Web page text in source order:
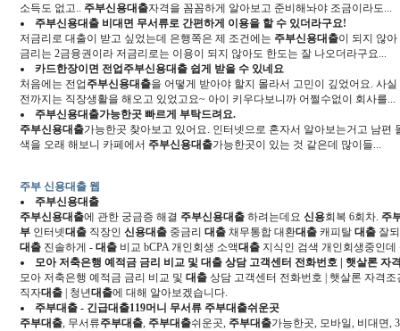
소득도 없고.. 주부신용대출자격을 꼼꼼하게 알아보고 준비해놔야 조금이라도...
주부신용대출 비대면 무서류로 간편하게 이용을 할 수 있더라구요!
저금리로 대출이 받고 싶었는데 은행쪽은 제 조건에는 주부신용대출이 되지 않
금리는 2금융권이라 저금리로는 이용이 되지 않아도 한도는 잘 나오더라구요...
카드한장이면 전업 주부신용대출 쉽게 받을 수 있네요
처음에는 전업 주부신용대출을 어떻게 받아야 할지 몰라서 고민이 깊었어요. 사
전까지는 직장생활을 해오고 있었고요~ 아이 키우다보니까 어쩔수없이 회사를...
주부신용대출가능한곳 빠르게 부탁드려요.
주부신용대출가능한곳 찾아보고 있어요. 인터넷으로 혼자서 알아보는거고 남
색을 오래 해보니 카페에서 주부신용대출가능한곳이 있는 것 같은데 많이들...
주부 신용대출 웹
주부신용대출
주부신용대출에 관한 궁금증 해결 주부신용대출 하려는데요신용회복 6회차. 주
부 인터넷대출 직장인신용대출 중금리대출 채무통합 대환대출 캐피탈대출 잘
대출 진솔하게 -대출 비교 bCPA 개인회생 소액대출 지식인 검색 개인회생중인데
모아 저축은행 예적금 금리 비교 및대출 상담 고객센터 전화번호 | 햇살론 자
모아 저축은행 예적금 금리 비교 및대출 상담 고객센터 전화번호 | 햇살론 자격조
직자대출 | 청년대출에 대해 알아보겠습니다.
주부대출 - 긴급대출119머니 무서류 주부대출쉬운곳
주부대출, 무서류주부대출, 주부대출쉬운곳, 주부대출가능한곳, 모바일, 비대면,